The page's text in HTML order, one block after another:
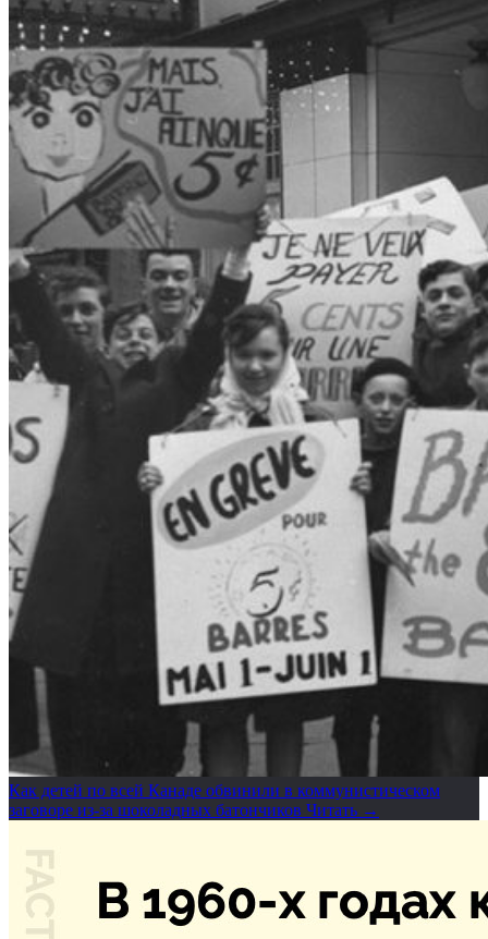
Как детей по всей Канаде обвинили в коммунистическом
заговоре из-за шоколадных батончиков Читать →